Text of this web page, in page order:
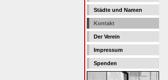
Städte und Namen
Kontakt
Der Verein
Impressum
Spenden